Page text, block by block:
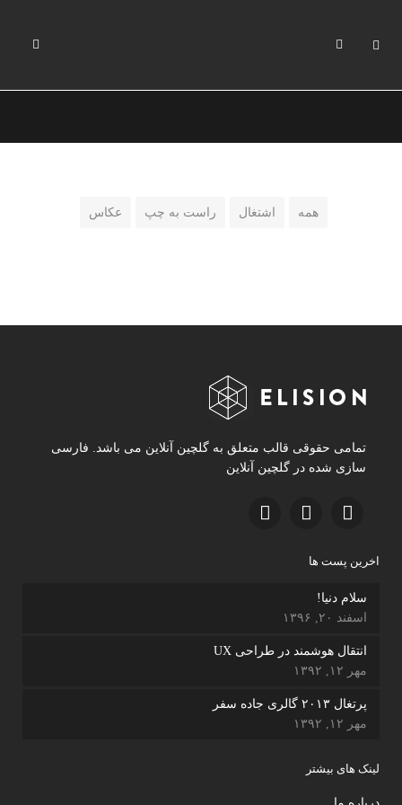
همه اشتغال راست به چپ عکاس
تمامی حقوقی قالب متعلق به گلچین آنلاین می باشد. فارسی
سازی شده در گلچین آنلاین
اخرین پست ها
سلام دنیا!
اسفند ۲۰, ۱۳۹۶
انتقال هوشمند در طراحی UX
مهر ۱۲, ۱۳۹۲
پرتغال ۲۰۱۳ گالری جاده سفر
مهر ۱۲, ۱۳۹۲
لینک های بیشتر